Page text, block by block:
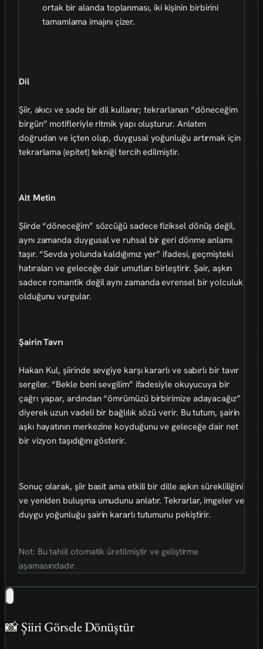
ortak bir alanda toplanması, iki kişinin birbirini
tamamlama imajını çizer.
Dil
Şiir, akıcı ve sade bir dil kullanır; tekrarlanan “döneceğim
birgün” motifleriyle ritmik yapı oluşturur. Anlatım
doğrudan ve içten olup, duygusal yoğunluğu artırmak için
tekrarlama (epitet) tekniği tercih edilmiştir.
Alt Metin
Şiirde “döneceğim” sözcüğü sadece fiziksel dönüş değil,
aynı zamanda duygusal ve ruhsal bir geri dönme anlamı
taşır. “Sevda yolunda kaldığımız yer” ifadesi, geçmişteki
hatıraları ve geleceğe dair umutları birleştirir. Şair, aşkın
sadece romantik değil aynı zamanda evrensel bir yolculuk
olduğunu vurgular.
Şairin Tavrı
Hakan Kul, şiirinde sevgiye karşı kararlı ve sabırlı bir tavır
sergiler. “Bekle beni sevgilim” ifadesiyle okuyucuya bir
çağrı yapar, ardından “ömrümüzü birbirimize adayacağız”
diyerek uzun vadeli bir bağlılık sözü verir. Bu tutum, şairin
aşkı hayatının merkezine koyduğunu ve geleceğe dair net
bir vizyon taşıdığını gösterir.
Sonuç olarak, şiir basit ama etkili bir dille aşkın sürekliliğini
ve yeniden buluşma umudunu anlatır. Tekrarlar, imgeler ve
duygu yoğunluğu şairin kararlı tutumunu pekiştirir.
Not: Bu tahlil otomatik üretilmiştir ve geliştirme
aşamasındadır.
📸 Şiiri Görsele Dönüştür